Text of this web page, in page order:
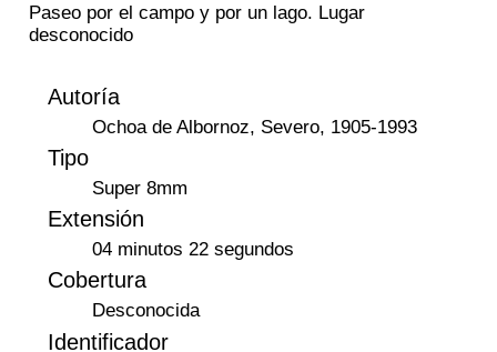
Paseo por el campo y por un lago. Lugar
desconocido
Autoría
Ochoa de Albornoz, Severo, 1905-1993
Tipo
Super 8mm
Extensión
04 minutos 22 segundos
Cobertura
Desconocida
Identificador